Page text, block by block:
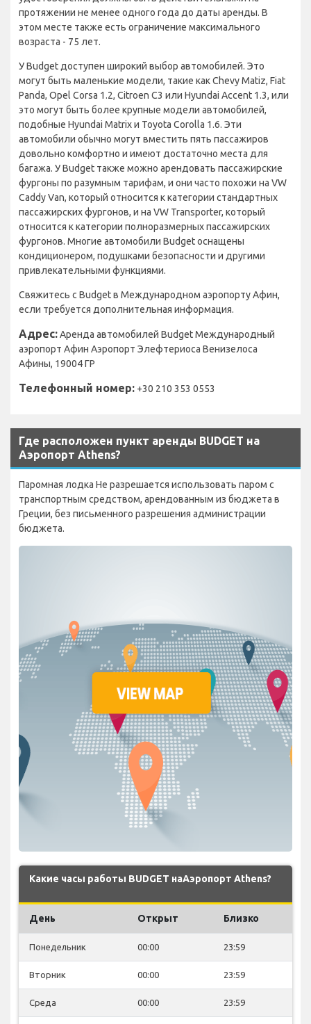
протяжении не менее одного года до даты аренды. В
этом месте также есть ограничение максимального
возраста - 75 лет.
У Budget доступен широкий выбор автомобилей. Это
могут быть маленькие модели, такие как Chevy Matiz, Fiat
Panda, Opel Corsa 1.2, Citroen C3 или Hyundai Accent 1.3, или
это могут быть более крупные модели автомобилей,
подобные Hyundai Matrix и Toyota Corolla 1.6. Эти
автомобили обычно могут вместить пять пассажиров
довольно комфортно и имеют достаточно места для
багажа. У Budget также можно арендовать пассажирские
фургоны по разумным тарифам, и они часто похожи на VW
Caddy Van, который относится к категории стандартных
пассажирских фургонов, и на VW Transporter, который
относится к категории полноразмерных пассажирских
фургонов. Многие автомобили Budget оснащены
кондиционером, подушками безопасности и другими
привлекательными функциями.
Свяжитесь с Budget в Международном аэропорту Афин,
если требуется дополнительная информация.
Адрес:Аренда автомобилей Budget Международный
аэропорт Афин Аэропорт Элефтериоса Венизелоса
Афины, 19004 ГР
Телефонный номер: +30 210 353 0553
Где расположен пункт аренды BUDGET на
Аэропорт Athens?
Паромная лодка Не разрешается использовать паром с
транспортным средством, арендованным из бюджета в
Греции, без письменного разрешения администрации
бюджета.
Какие часы работы BUDGET наАэропорт Athens?
День Открыт Близко
Понедельник 00:00 23:59
Вторник 00:00 23:59
Среда 00:00 23:59